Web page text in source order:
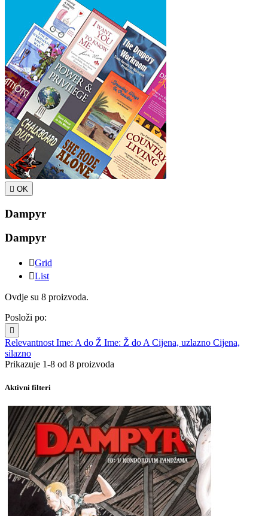
 OK
Dampyr
Dampyr
Grid
List
Ovdje su 8 proizvoda.
Posloži po:

Relevantnost Ime: A do Ž Ime: Ž do A Cijena, uzlazno Cijena,
silazno
Prikazuje 1-8 od 8 proizvoda
Aktivni filteri